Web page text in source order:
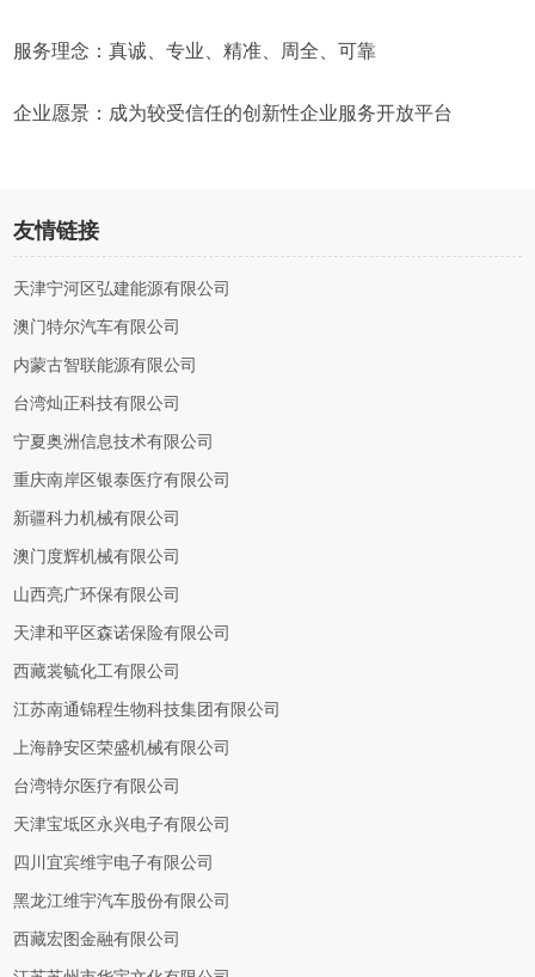
服务理念：真诚、专业、精准、周全、可靠
企业愿景：成为较受信任的创新性企业服务开放平台
友情链接
天津宁河区弘建能源有限公司
澳门特尔汽车有限公司
内蒙古智联能源有限公司
台湾灿正科技有限公司
宁夏奥洲信息技术有限公司
重庆南岸区银泰医疗有限公司
新疆科力机械有限公司
澳门度辉机械有限公司
山西亮广环保有限公司
天津和平区森诺保险有限公司
西藏裳毓化工有限公司
江苏南通锦程生物科技集团有限公司
上海静安区荣盛机械有限公司
台湾特尔医疗有限公司
天津宝坻区永兴电子有限公司
四川宜宾维宇电子有限公司
黑龙江维宇汽车股份有限公司
西藏宏图金融有限公司